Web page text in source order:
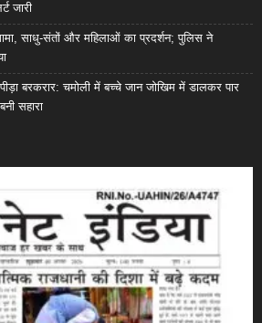
जारी
साधु-संतों और महिलाओं का प्रदर्शन; पुलिस ने
बरकरार: चमोली में बच्चे जान जोखिम में डालकर पार
सहारा